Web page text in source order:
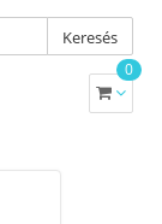
Keresés
0